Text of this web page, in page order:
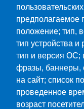
Категории:
Предыдущая
Театральный
предполагаемое
положение; тип,
тип устройства и
тип и версия ОС;
фразы, баннеры,
на сайт; список
проведенное
возраст